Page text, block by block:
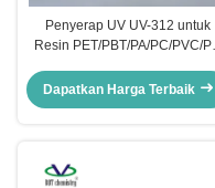
Penyerap UV UV-312 untuk
Resin PET/PBT/PA/PC/PVC/PU
23949-66-8
Dapatkan Harga Terbaik